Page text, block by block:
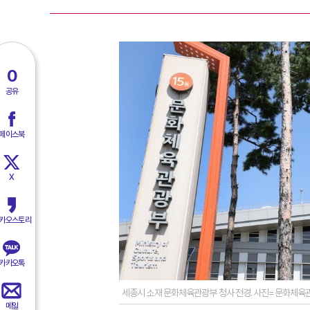
0
공유
이스북
X
오스토리
카오톡
메일
세종시 소재 문화체육관광부 청사 전경. 사진=문화체육